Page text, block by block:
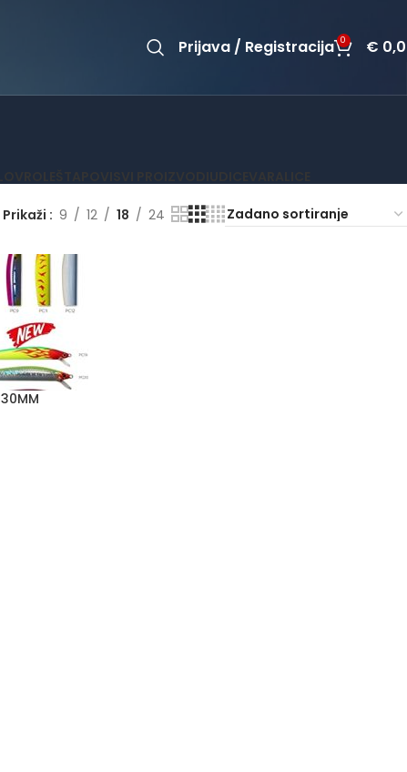
Prijava / Registracija 0 €
Prikaži 9 12 18 24